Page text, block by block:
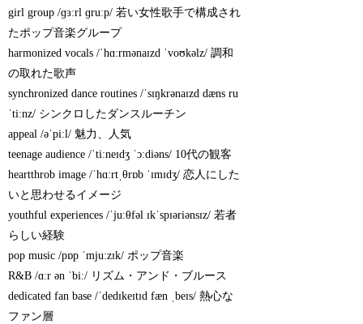
girl group /ɡɜːrl ɡruːp/ 若い女性歌手で構成され
たポップ音楽グループ
harmonized vocals /ˈhɑːrmənaɪzd ˈvoʊkəlz/ 調和
の取れた歌声
synchronized dance routines /ˈsɪŋkrənaɪzd dæns ru
ˈtiːnz/ シンクロしたダンスルーチン
appeal /əˈpiːl/ 魅力、人気
teenage audience /ˈtiːneɪdʒ ˈɔːdiəns/ 10代の観客
heartthrob image /ˈhɑːrtˌθrɒb ˈɪmɪdʒ/ 恋人にした
いと思わせるイメージ
youthful experiences /ˈjuːθfəl ɪkˈspɪəriənsɪz/ 若者
らしい経験
pop music /pɒp ˈmjuːzɪk/ ポップ音楽
R&B /ɑːr ən ˈbiː/ リズム・アンド・ブルース
dedicated fan base /ˈdedɪkeɪtɪd fæn ˌbeɪs/ 熱心な
ファン層